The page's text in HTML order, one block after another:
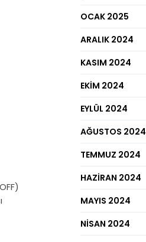
OCAK 2025
ARALIK 2024
KASIM 2024
EKIM 2024
EYLÜL 2024
AĞUSTOS 2024
TEMMUZ 2024
HAZIRAN 2024
MAYIS 2024
NISAN 2024